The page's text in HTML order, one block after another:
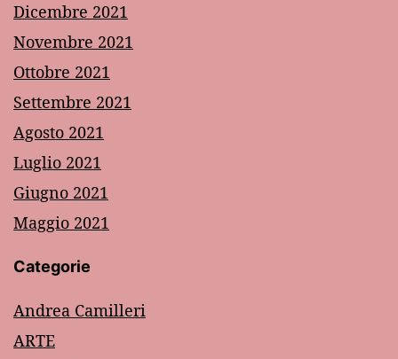
Dicembre 2021
Novembre 2021
Ottobre 2021
Settembre 2021
Agosto 2021
Luglio 2021
Giugno 2021
Maggio 2021
Categorie
Andrea Camilleri
ARTE